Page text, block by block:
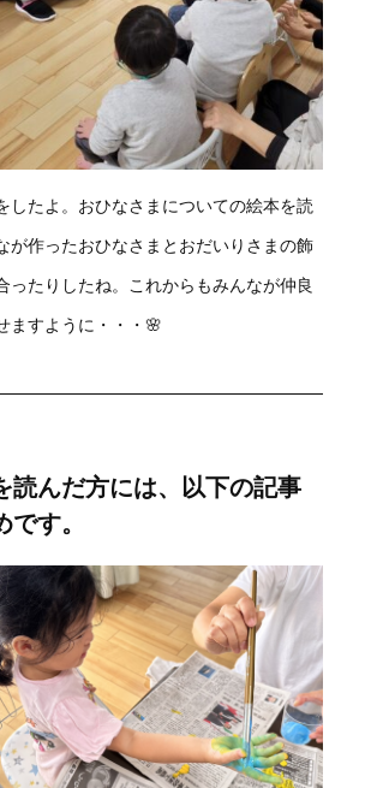
したよ。おひなさまについての絵本を読
が作ったおひなさまとおだいりさまの飾
ったりしたね。これからもみんなが仲良
ますように・・・🌸
読んだ方には、以下の記事
です。